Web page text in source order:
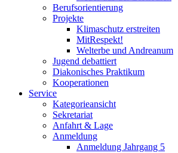
Berufsorientierung
Projekte
Klimaschutz erstreiten
MitRespekt!
Welterbe und Andreanum
Jugend debattiert
Diakonisches Praktikum
Kooperationen
Service
Kategorieansicht
Sekretariat
Anfahrt & Lage
Anmeldung
Anmeldung Jahrgang 5